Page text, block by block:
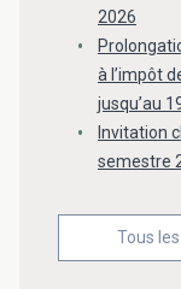
2026
à l’impôt
jusqu’au
Invitation
semestre
Tous